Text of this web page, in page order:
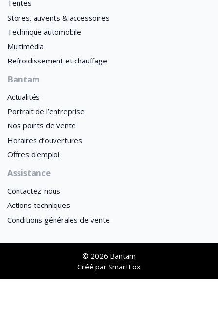
Tentes
Stores, auvents & accessoires
Technique automobile
Multimédia
Refroidissement et chauffage
Bantam
Actualités
Portrait de l’entreprise
Nos points de vente
Horaires d’ouvertures
Offres d’emploi
Assistance
Contactez-nous
Actions techniques
Conditions générales de vente
© 2026 Bantam
Créé par SmartFox